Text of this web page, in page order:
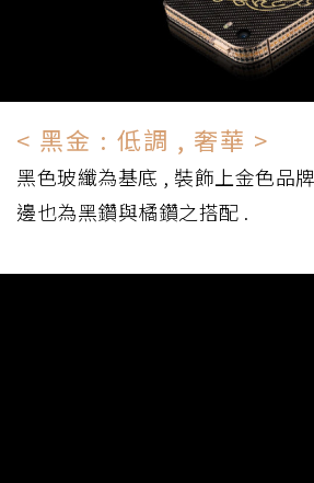
< 黑金 : 低調 , 奢華 >
黑色玻纖為基底 , 裝飾上金色品
邊也為黑鑽與橘鑽之搭配 .